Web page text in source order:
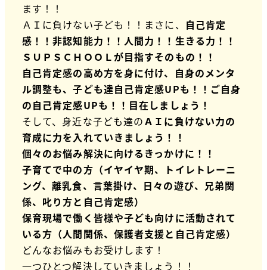
ます！！
ＡＩに負けない子ども！！まさに、 自己肯定
感！！非認知能力！！人間力！！生きる力！！
ＳＵＰＳＣＨＯＯＬが目指すそのもの！！
自己肯定感の高め方を身に付け、自身のメンタ
ル調整も、子ども達自己肯定感UPも！！ご自身
の自己肯定感UPも！！目在しましょう！
そして、身近な子ども達のＡＩに負けない力の
育成に力を入れていきましょう！！
個々のお悩み解決に向けるきっかけに！！
子育てで中の方（イヤイヤ期、トイレトレーニ
ング、離乳食、言葉掛け、日々の遊び、兄弟関
係、叱り方と自己肯定感）
保育現場で働く皆様や子ども向けに活動されて
いる方（人間関係、保護者支援と自己肯定感）
どんなお悩みもお受けします！
一つひとつ解決していきましょう！！